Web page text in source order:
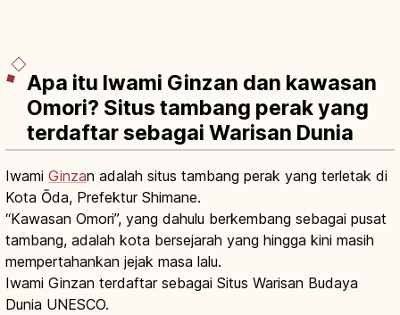
Apa itu Iwami Ginzan dan kawasan
Omori? Situs tambang perak yang
terdaftar sebagai Warisan Dunia
Iwami Ginzan adalah situs tambang perak yang terletak di
Kota Ōda, Prefektur Shimane.
“Kawasan Omori”, yang dahulu berkembang sebagai pusat
tambang, adalah kota bersejarah yang hingga kini masih
mempertahankan jejak masa lalu.
Iwami Ginzan terdaftar sebagai Situs Warisan Budaya
Dunia UNESCO.